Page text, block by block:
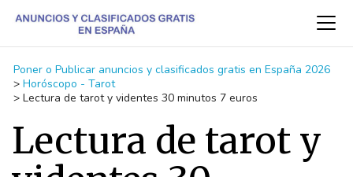
Poner o Publicar anuncios y clasificados gratis en España 2026
> Horóscopo - Tarot
> Lectura de tarot y videntes 30 minutos 7 euros
Lectura de tarot y